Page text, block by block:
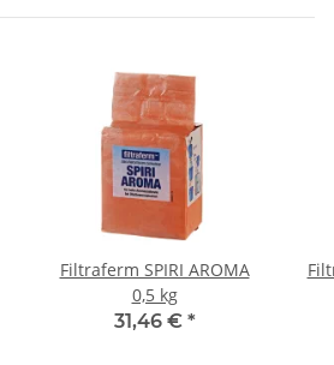
Filtraferm SPIRI AROMA
0,5 kg
31,46 € *